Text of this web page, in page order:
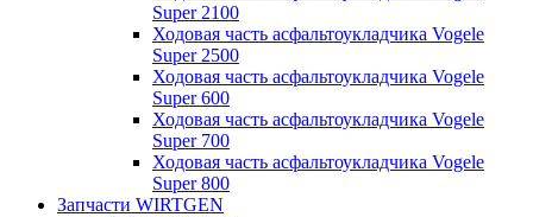
Super 2100
Ходовая часть асфальтоукладчика Vogele
Super 2500
Ходовая часть асфальтоукладчика Vogele
Super 600
Ходовая часть асфальтоукладчика Vogele
Super 700
Ходовая часть асфальтоукладчика Vogele
Super 800
Запчасти WIRTGEN